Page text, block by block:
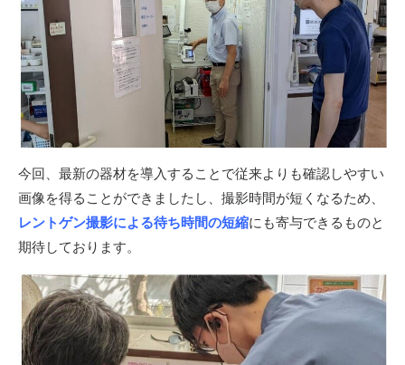
今回、最新の器材を導入することで従来よりも確認しやすい
画像を得ることができましたし、撮影時間が短くなるため、
レントゲン撮影による待ち時間の短縮にも寄与できるものと
期待しております。